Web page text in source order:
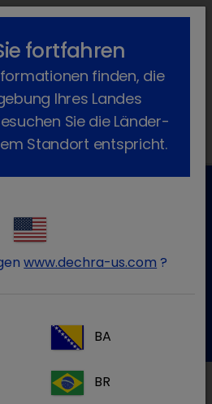
lock_outline search menu
für Tierarztpraxen
Kundenservice.
fortfahren
finden, die
Ihres Landes
Sie die Länder-
Standort entspricht.
www.dechra-us.com ?
BA
BR